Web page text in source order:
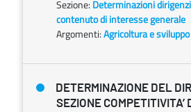
Sezione: Determinazioni
contenuto di interesse generale
Argomenti:Agricoltura e
DETERMINAZIONE DEL
SEZIONE COMPETITIVITA’